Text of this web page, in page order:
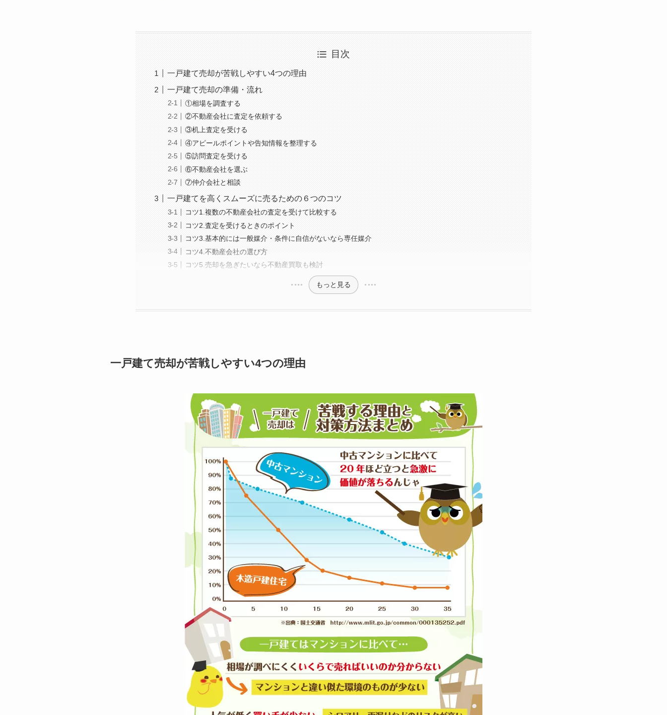
目次
一戸建て売却が苦戦しやすい4つの理由
一戸建て売却の準備・流れ
①相場を調査する
②不動産会社に査定を依頼する
③机上査定を受ける
④アピールポイントや告知情報を整理する
⑤訪問査定を受ける
⑥不動産会社を選ぶ
⑦仲介会社と相談
一戸建てを高くスムーズに売るための６つのコツ
コツ1.複数の不動産会社の査定を受けて比較する
コツ2.査定を受けるときのポイント
コツ3.基本的には一般媒介・条件に自信がないなら専任媒介
コツ4.不動産会社の選び方
コツ5.売却を急ぎたいなら不動産買取も検討
もっと見る
一戸建て売却が苦戦しやすい4つの理由